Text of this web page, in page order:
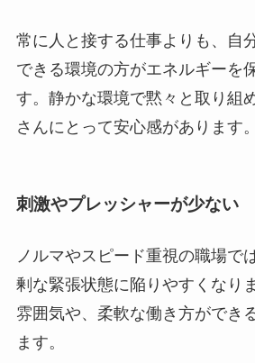
常に人と接する仕事よりも、自
できる環境の方がエネルギーを
す。静かな環境で黙々と取り組
さんにとって安心感があります。
刺激やプレッシャーが少ない
ノルマやスピード重視の職場で
剰な緊張状態に陥りやすくなり
雰囲気や、柔軟な働き方ができ
ます。